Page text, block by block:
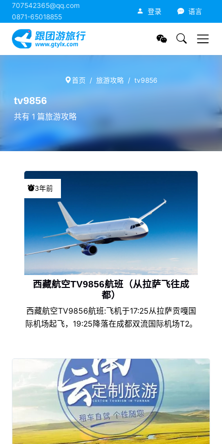
707542365@qq.com
0871-65018855
登录 语言
首页 旅游攻略 tv9856
tv9856
共有 1 篇旅游攻略
3年前
西藏航空TV9856航班（从拉萨飞往成
都）
西藏航空TV9856航班:飞机于17:25从拉萨贡嘎国
际机场起飞，19:25降落在成都双流国际机场T2。